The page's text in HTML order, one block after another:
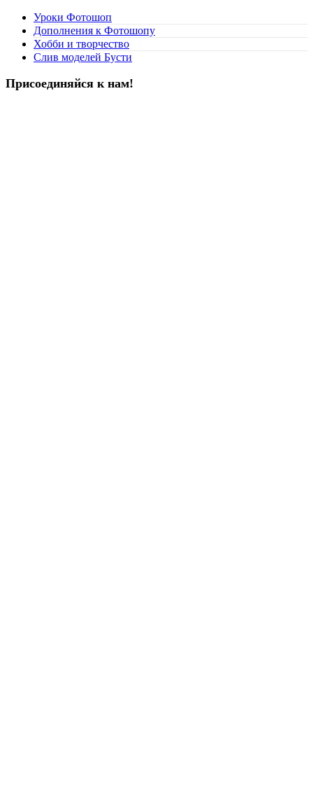
Уроки Фотошоп
Дополнения к Фотошопу
Хобби и творчество
Слив моделей Бусти
Присоединяйся к нам!